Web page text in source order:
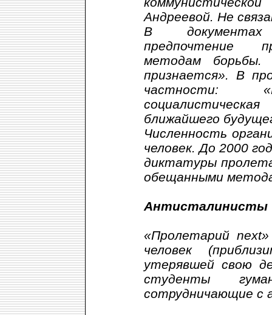
Андреевой. Не
В
предпочтение
методам борьбы.
признается». В
частности:
ближайшего
Численность
человек. До 2000
диктатуры
обещанными
Антисталинисты
«Пролетарий
человек
утерявшей свою
студенты
сотрудничающие с